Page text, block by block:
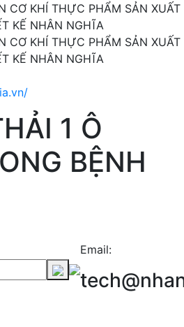
CƠ KHÍ THỰC PHẨM SẢN XUẤT
KẾ NHÂN NGHĨA
CƠ KHÍ THỰC PHẨM SẢN XUẤT
KẾ NHÂN NGHĨA
1 Ô
BỆNH
Email: